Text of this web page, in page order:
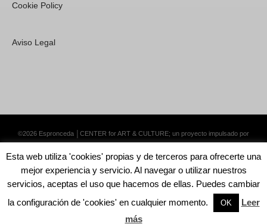
Cookie Policy
Aviso Legal
©2026 Espronceda │CENTER for ART & CULTURE; un proyecto impulsado por
Esta web utiliza 'cookies' propias y de terceros para ofrecerte una
mejor experiencia y servicio. Al navegar o utilizar nuestros
servicios, aceptas el uso que hacemos de ellas. Puedes cambiar
la configuración de 'cookies' en cualquier momento.
OK
Leer
más
English Español